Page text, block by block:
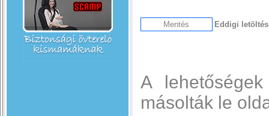
Eddigi
A
másolták le